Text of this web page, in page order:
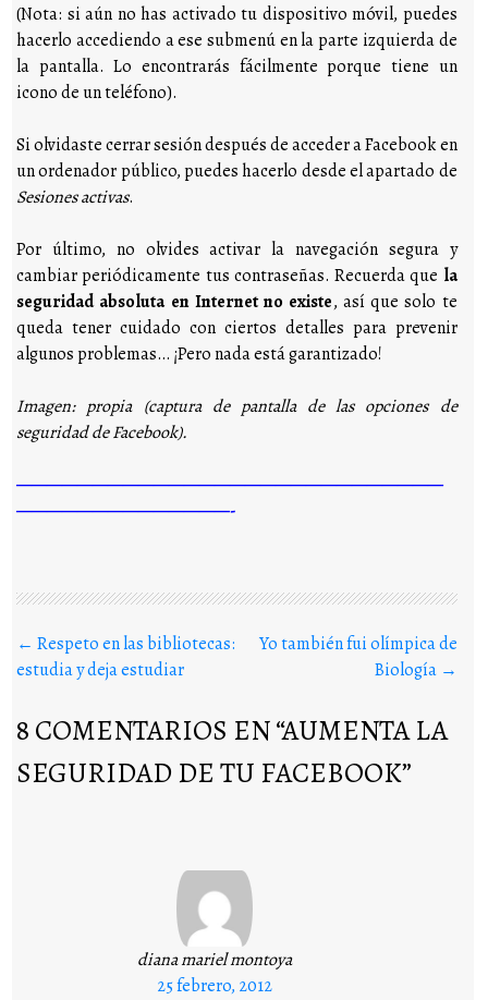
(Nota: si aún no has activado tu dispositivo móvil, puedes
hacerlo accediendo a ese submenú en la parte izquierda de
la pantalla. Lo encontrarás fácilmente porque tiene un
icono de un teléfono).
Si olvidaste cerrar sesión después de acceder a Facebook en
un ordenador público, puedes hacerlo desde el apartado de
Sesiones activas.
Por último, no olvides activar la navegación segura y
cambiar periódicamente tus contraseñas. Recuerda que la
seguridad absoluta en Internet no existe, así que solo te
queda tener cuidado con ciertos detalles para prevenir
algunos problemas… ¡Pero nada está garantizado!
Imagen: propia (captura de pantalla de las opciones de
seguridad de Facebook).
————————————————————————————
——————————————-
Buscar en los posts
← Respeto en las bibliotecas:
estudia y deja estudiar
Yo también fui olímpica de
Biología →
8 COMENTARIOS EN “AUMENTA LA
SEGURIDAD DE TU FACEBOOK”
diana mariel montoya
25 febrero, 2012